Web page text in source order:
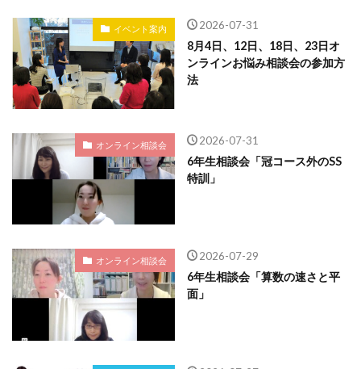
イベント案内 2026-07-31
8月4日、12日、18日、23日オ
ンラインお悩み相談会の参加方
法
オンライン相談会 2026-07-31
6年生相談会「冠コース外のSS
特訓」
オンライン相談会 2026-07-29
6年生相談会「算数の速さと平
面」